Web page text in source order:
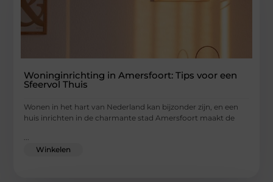
Woninginrichting in Amersfoort: Tips voor een
Sfeervol Thuis
Wonen in het hart van Nederland kan bijzonder zijn, en een
huis inrichten in de charmante stad Amersfoort maakt de
...
Winkelen